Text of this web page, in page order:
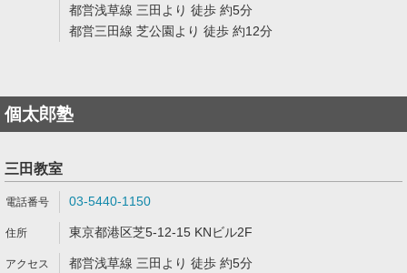
都営浅草線 三田より 徒歩 約5分
都営三田線 芝公園より 徒歩 約12分
個太郎塾
三田教室
03-5440-1150
東京都港区芝5-12-15 KNビル2F
都営浅草線 三田より 徒歩 約5分